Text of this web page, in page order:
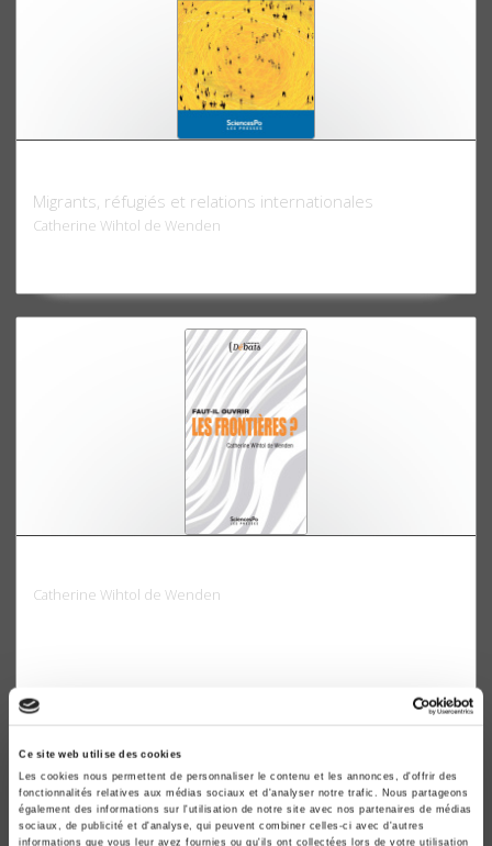
Ce site web utilise des cookies
Les cookies nous permettent de personnaliser le contenu et les annonces, d'offrir des
fonctionnalités relatives aux médias sociaux et d'analyser notre trafic. Nous partageons
également des informations sur l'utilisation de notre site avec nos partenaires de médias
sociaux, de publicité et d'analyse, qui peuvent combiner celles-ci avec d'autres
informations que vous leur avez fournies ou qu'ils ont collectées lors de votre utilisation
Migrants, réfugiés et relations internationales
Catherine Wihtol de Wenden
Catherine Wihtol de Wenden